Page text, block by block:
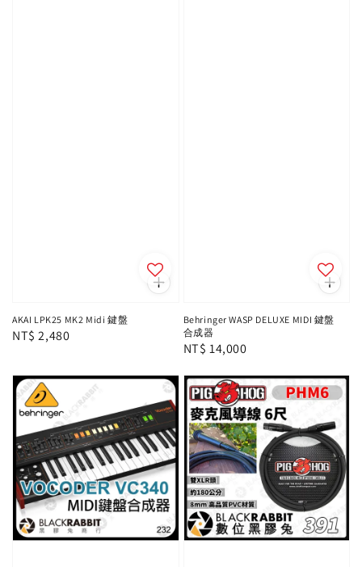
AKAI LPK25 MK2 Midi 鍵盤
Regular
NT$ 2,480
Behringer WASP DELUXE MIDI 鍵盤
合成器
Regular
NT$ 14,000